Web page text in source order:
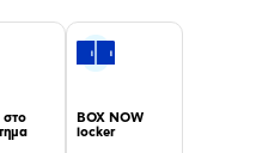
στο
BOX NOW
locker